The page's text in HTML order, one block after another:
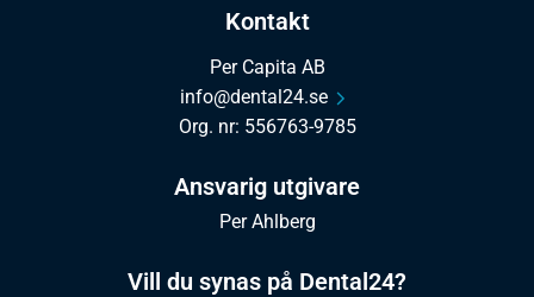
Kontakt
Per Capita AB
info@dental24.se
Org. nr: 556763-9785
Ansvarig utgivare
Per Ahlberg
Vill du synas på Dental24?